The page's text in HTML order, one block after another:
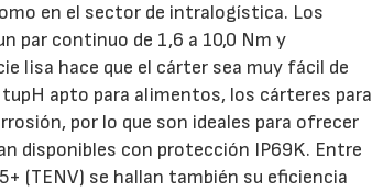
en el sector de intralogística. Los
par continuo de 1,6 a 10,0 Nm y
lisa hace que el cárter sea muy fácil de
apto para alimentos, los cárteres para
por lo que son ideales para ofrecer
disponibles con protección IP69K. Entre
(TENV) se hallan también su eficiencia